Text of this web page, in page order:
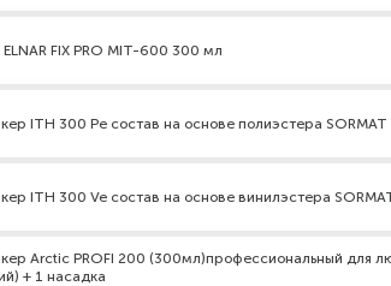
FIX PRO MIT-600 300 мл
ITH 300 Pe состав на основе полиэстера SORMAT
ITH 300 Ve состав на основе винилэстера
Arctic PROFI 200 (300мл)профессиональный для
+ 1 насадка